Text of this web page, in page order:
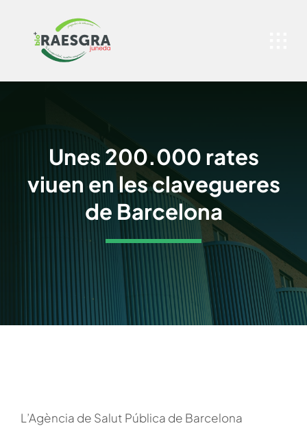
content
Unes 200.000 rates
viuen en les clavegueres
de Barcelona
L’Agència de Salut Pública de Barcelona